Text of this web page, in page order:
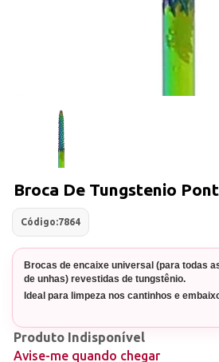
Broca De Tungstenio
Código:7864
Brocas de encaixe universal (para todas
de unhas) revestidas de tungstênio.
Ideal para limpeza nos cantinhos e
Produto Indisponível
Avise-me quando chegar